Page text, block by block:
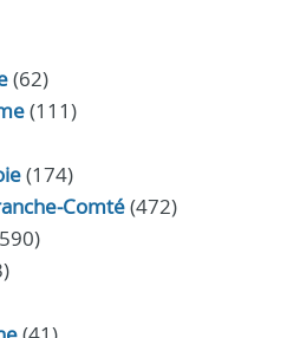
(62)
(111)
(174)
Comté(472)